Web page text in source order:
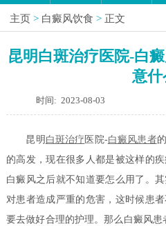
主页 > 白癜风饮食 > 正文
昆明白斑治疗医院-白
意什
时间: 2023-08-03
昆明 白斑治疗 医院-白癜风患者
的高发，现在很多人都是被这样的
白癜风之后就不知道要怎么用了。
对患者造成严重的危害，这时候患
要去做好合理的护理。那么白癜风